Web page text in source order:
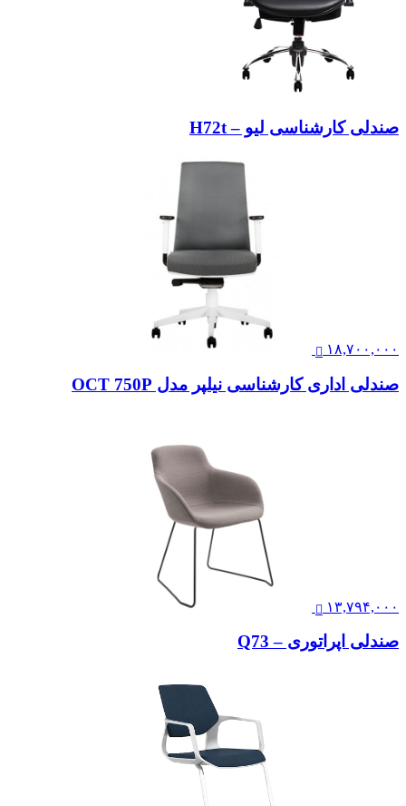
صندلی کارشناسی لیو – H72t
۱۸,۷۰۰,۰۰۰
صندلی اداری کارشناسی نیلپر مدل OCT 750P
۱۳,۷۹۴,۰۰۰
صندلی اپراتوری – Q73